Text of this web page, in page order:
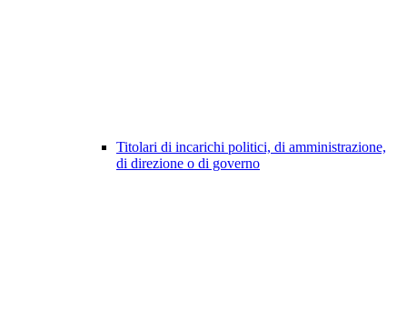
Titolari di incarichi politici, di amministrazione,
di direzione o di governo